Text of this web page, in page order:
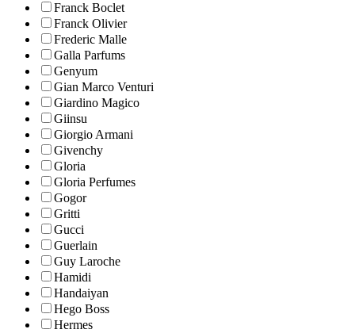
Franck Boclet
Franck Olivier
Frederic Malle
Galla Parfums
Genyum
Gian Marco Venturi
Giardino Magico
Giinsu
Giorgio Armani
Givenchy
Gloria
Gloria Perfumes
Gogor
Gritti
Gucci
Guerlain
Guy Laroche
Hamidi
Handaiyan
Hego Boss
Hermes